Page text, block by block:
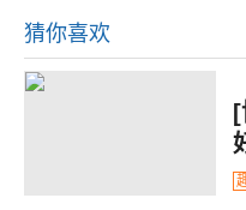
猜你喜欢
[